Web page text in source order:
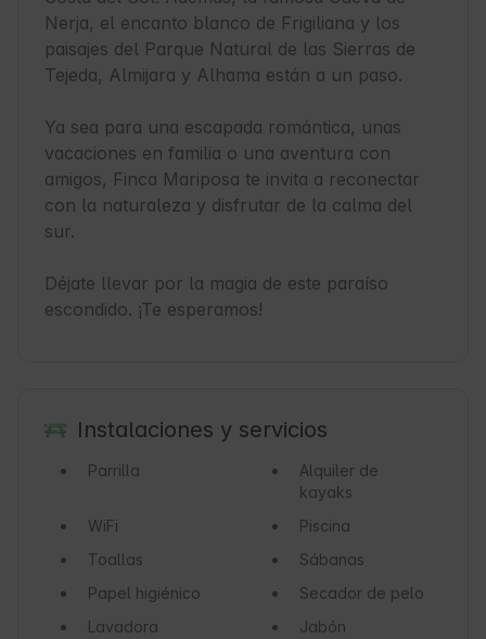
Nerja, el encanto blanco de Frigiliana y los
paisajes del Parque Natural de las Sierras de
Tejeda, Almijara y Alhama están a un paso.
Ya sea para una escapada romántica, unas
vacaciones en familia o una aventura con
amigos, Finca Mariposa te invita a reconectar
con la naturaleza y disfrutar de la calma del
sur.
Déjate llevar por la magia de este paraíso
escondido. ¡Te esperamos!
Instalaciones y servicios
Parrilla
Alquiler de
kayaks
WiFi
Piscina
Toallas
Sábanas
Papel higiénico
Secador de pelo
Lavadora
Jabón